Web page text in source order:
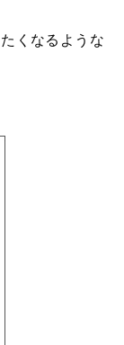
くなるような